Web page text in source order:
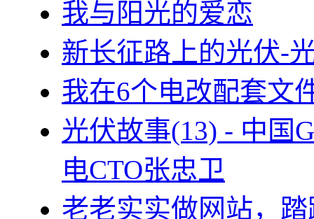
我与阳光的爱恋
新长征路上的光伏-
我在6个电改配套文
光伏故事(13) - 中国
电CTO张忠卫
老老实实做网站，